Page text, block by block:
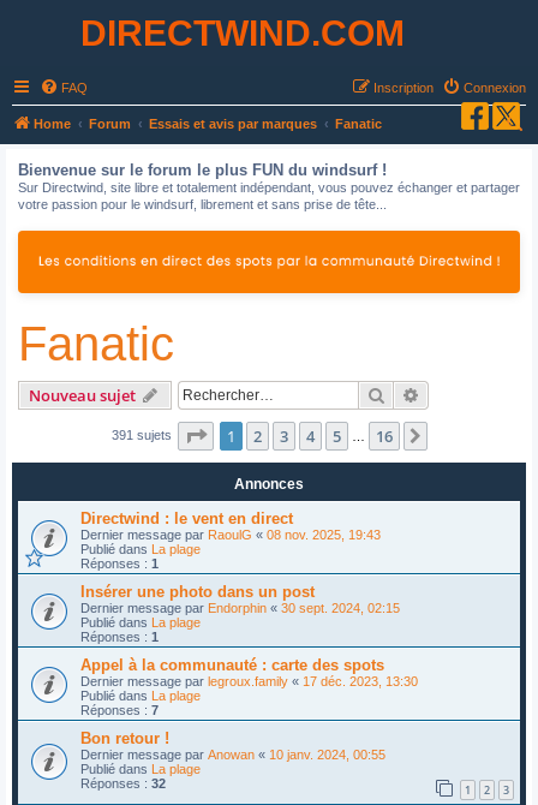
DIRECTWIND.COM
FAQ Connexion
Inscription
Home Forum Essais et avis par marques Fanatic
Bienvenue sur le forum le plus FUN du windsurf !
Sur Directwind, site libre et totalement indépendant, vous pouvez échanger et partager
votre passion pour le windsurf, librement et sans prise de tête...
Fanatic
Nouveau sujet Rechercher
391 sujets Page 1sur16
1 2 3 4 5 16
Annonces
Directwind : le vent en direct
Dernier message par RaoulG « 08 nov. 2025, 19:43
Publié dans La plage
Réponses : 1
Insérer une photo dans un post
Dernier message par Endorphin « 30 sept. 2024, 02:15
Publié dans La plage
Réponses : 1
Appel à la communauté : carte des spots
Dernier message par legroux.family « 17 déc. 2023, 13:30
Publié dans La plage
Réponses : 7
Bon retour !
Dernier message par Anowan « 10 janv. 2024, 00:55
Publié dans La plage
Réponses : 32 1 2 3